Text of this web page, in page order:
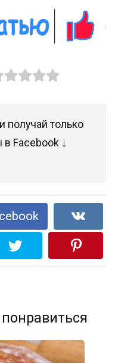
получай только
Facebook ↓